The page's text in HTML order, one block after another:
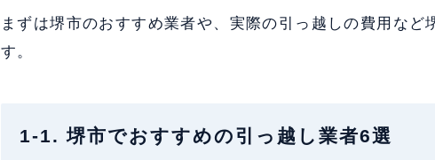
まずは堺市のおすすめ業者や、実際の引っ越しの費用など
す。
1-1. 堺市でおすすめの引っ越し業者6選